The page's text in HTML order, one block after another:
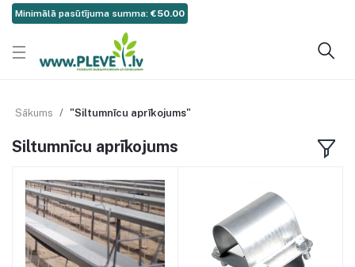
Minimālā pasūtījuma summa: €50.00
Sākums "Siltumnīcu aprīkojums"
Siltumnīcu aprīkojums